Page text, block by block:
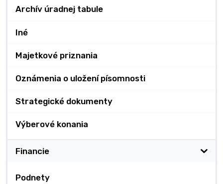
Archív úradnej tabule
Iné
Majetkové priznania
Oznámenia o uložení písomnosti
Strategické dokumenty
Výberové konania
Financie
Podnety